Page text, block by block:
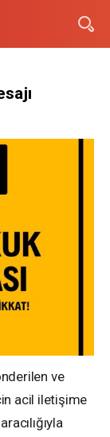
ve
acil iletişime